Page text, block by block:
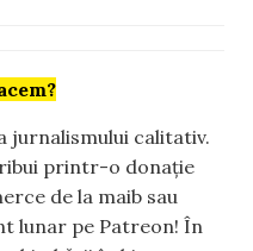
jurnalismului calitativ.
printr-o donație
de la maib sau
lunar pe Patreon! În